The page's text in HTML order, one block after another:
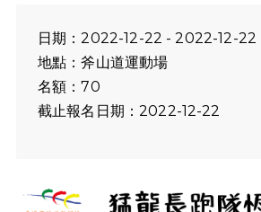
日期：2022-12-22 - 2022-12-22
地點：斧山道運動場
名額：70
截止報名日期：2022-12-22